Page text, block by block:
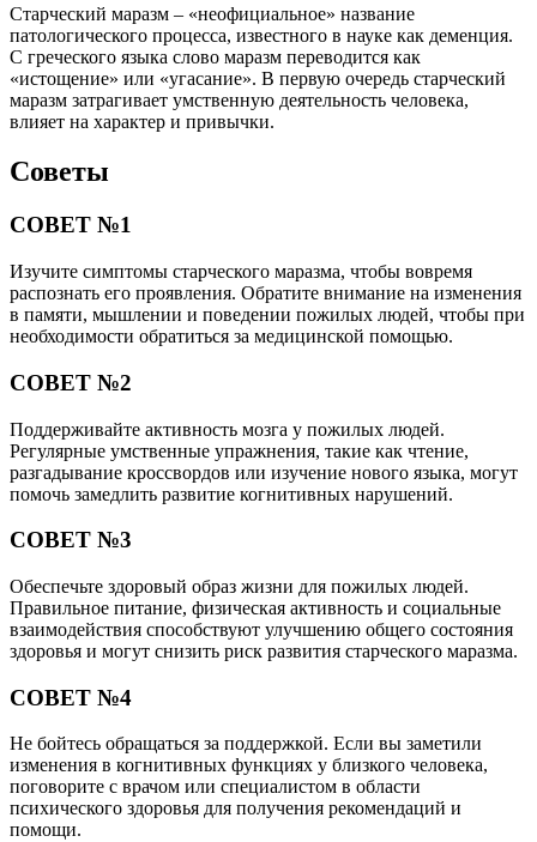
Старческий маразм – «неофициальное» название
патологического процесса, известного в науке как деменция.
С греческого языка слово маразм переводится как
«истощение» или «угасание». В первую очередь старческий
маразм затрагивает умственную деятельность человека,
влияет на характер и привычки.
Советы
СОВЕТ №1
Изучите симптомы старческого маразма, чтобы вовремя
распознать его проявления. Обратите внимание на изменения
в памяти, мышлении и поведении пожилых людей, чтобы при
необходимости обратиться за медицинской помощью.
СОВЕТ №2
Поддерживайте активность мозга у пожилых людей.
Регулярные умственные упражнения, такие как чтение,
разгадывание кроссвордов или изучение нового языка, могут
помочь замедлить развитие когнитивных нарушений.
СОВЕТ №3
Обеспечьте здоровый образ жизни для пожилых людей.
Правильное питание, физическая активность и социальные
взаимодействия способствуют улучшению общего состояния
здоровья и могут снизить риск развития старческого маразма.
СОВЕТ №4
Не бойтесь обращаться за поддержкой. Если вы заметили
изменения в когнитивных функциях у близкого человека,
поговорите с врачом или специалистом в области
психического здоровья для получения рекомендаций и
помощи.